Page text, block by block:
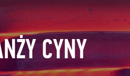
CYNY